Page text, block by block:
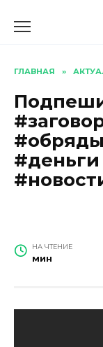
ГЛАВНАЯ »
НА ЧТЕНИЕ
мин